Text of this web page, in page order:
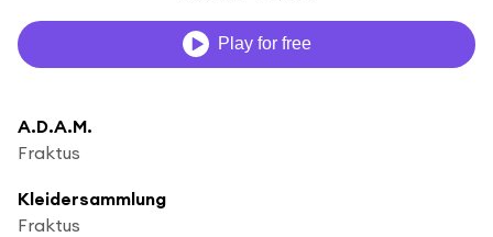
Play for free
A.D.A.M.
Fraktus
Kleidersammlung
Fraktus